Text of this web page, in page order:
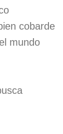
cobarde
mundo